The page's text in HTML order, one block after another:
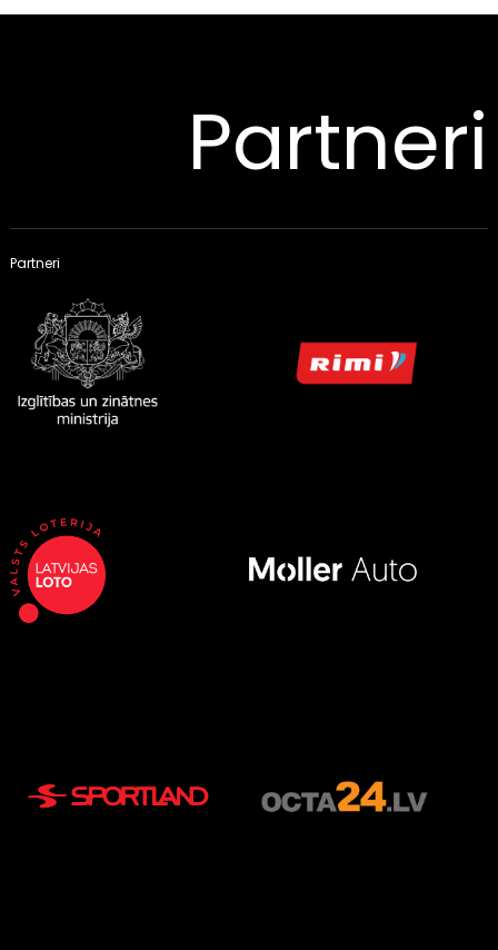
Partneri
Partneri